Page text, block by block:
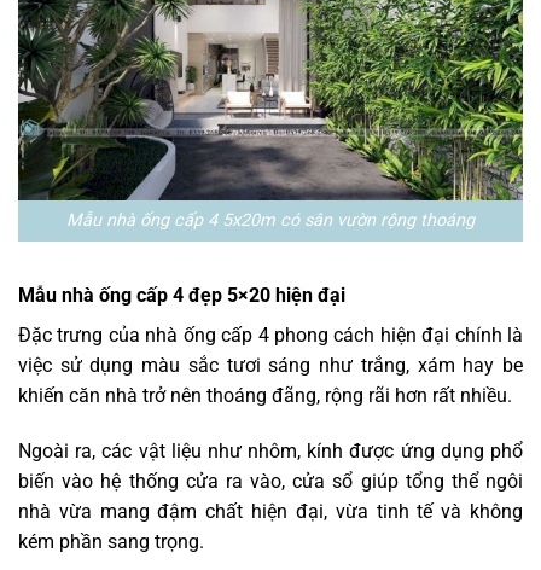
Mẫu nhà ống cấp 4 5x20m có sân vườn rộng thoáng
Mẫu nhà ống cấp 4 đẹp 5×20 hiện đại
Đặc trưng của nhà ống cấp 4 phong cách hiện đại chính là
việc sử dụng màu sắc tươi sáng như trắng, xám hay be
khiến căn nhà trở nên thoáng đãng, rộng rãi hơn rất nhiều.
Ngoài ra, các vật liệu như nhôm, kính được ứng dụng phổ
biến vào hệ thống cửa ra vào, cửa sổ giúp tổng thể ngôi
nhà vừa mang đậm chất hiện đại, vừa tinh tế và không
kém phần sang trọng.